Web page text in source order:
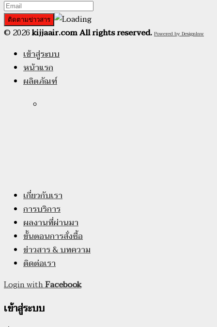
© 2026kijjaair.com All rights reserved. Powered by Designlnw
เข้าสู่ระบบ
หน้าแรก
ผลิตภัณฑ์
เกี่ยวกับเรา
การบริการ
ผลงานที่ผ่านมา
ขั้นตอนการสั่งซื้อ
ข่าวสาร & บทความ
ติดต่อเรา
Login withFacebook
เข้าสู่ระบบ